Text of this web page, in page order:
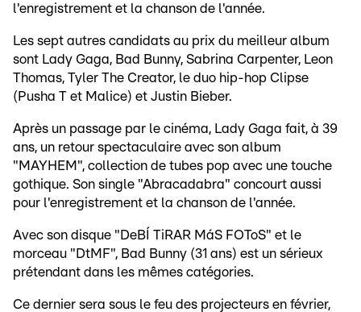
l'enregistrement et la chanson de l'année.
Les sept autres candidats au prix du meilleur album
sont Lady Gaga, Bad Bunny, Sabrina Carpenter, Leon
Thomas, Tyler The Creator, le duo hip-hop Clipse
(Pusha T et Malice) et Justin Bieber.
Après un passage par le cinéma, Lady Gaga fait, à 39
ans, un retour spectaculaire avec son album
"MAYHEM", collection de tubes pop avec une touche
gothique. Son single "Abracadabra" concourt aussi
pour l'enregistrement et la chanson de l'année.
Avec son disque "DeBÍ TiRAR MáS FOToS" et le
morceau "DtMF", Bad Bunny (31 ans) est un sérieux
prétendant dans les mêmes catégories.
Ce dernier sera sous le feu des projecteurs en février,